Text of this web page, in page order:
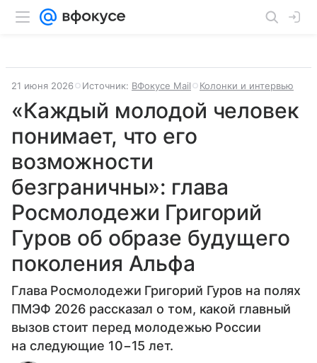
21 июня 2026 Источник: ВФокусе Mail Колонки и интервью
«Каждый молодой человек
понимает, что его
возможности
безграничны»: глава
Росмолодежи Григорий
Гуров об образе будущего
поколения Альфа
Глава Росмолодежи Григорий Гуров на полях
ПМЭФ 2026 рассказал о том, какой главный
вызов стоит перед молодежью России
на следующие 10−15 лет.